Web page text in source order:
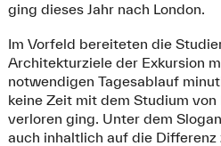
ging dieses Jahr nach London.
Im Vorfeld bereiteten die
Architekturziele der Exkursion
notwendigen Tagesablauf
keine Zeit mit dem Studium von
verloren ging. Unter dem
auch inhaltlich auf die